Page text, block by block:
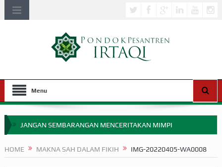
Menu
JANGAN SEMBARANGAN MENCERITAKAN MIMPI
HOME MAKNA SAH DALAM FIKIH IMG-20220405-WA0008